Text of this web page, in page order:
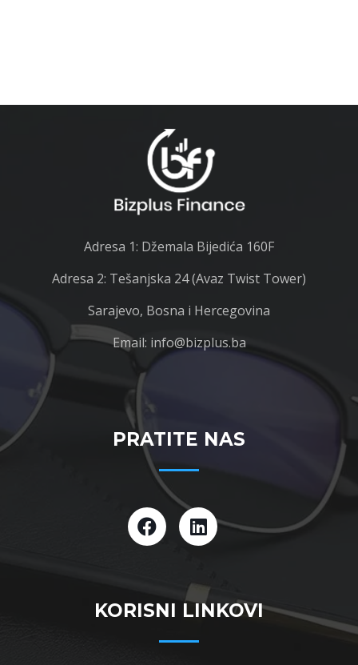
Adresa 1: Džemala Bijedića 160F
Adresa 2: Tešanjska 24 (Avaz Twist Tower)
Sarajevo, Bosna i Hercegovina
Email: info@bizplus.ba
PRATITE NAS
KORISNI LINKOVI